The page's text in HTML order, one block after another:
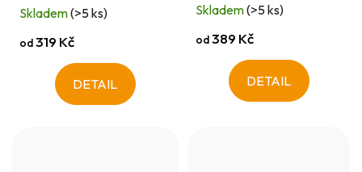
Skladem(>5 ks)
od319 Kč
DETAIL
Skladem(>5 ks)
od389 Kč
DETAIL